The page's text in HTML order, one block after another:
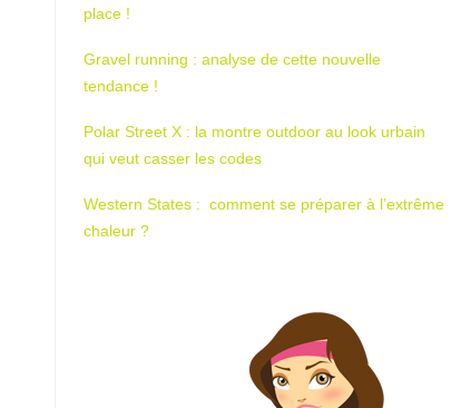
place !
Gravel running : analyse de cette nouvelle
tendance !
Polar Street X : la montre outdoor au look urbain
qui veut casser les codes
Western States : comment se préparer à l’extrême
chaleur ?